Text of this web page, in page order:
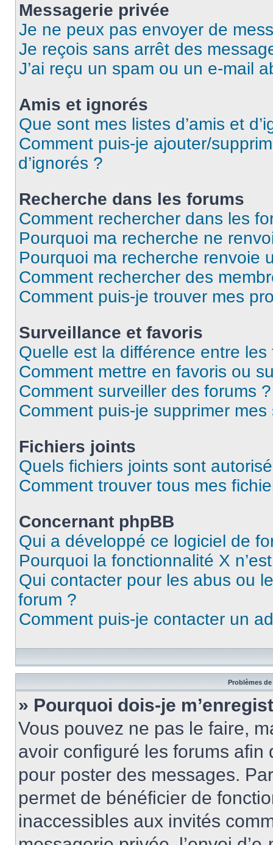
Messagerie privée
Je ne peux pas envoyer de
Je reçois sans arrêt des
J’ai reçu un spam ou un e-mail
Amis et ignorés
Que sont mes listes d’amis et
Comment puis-je ajouter/
d’ignorés ?
Recherche dans les forums
Comment rechercher dans les
Pourquoi ma recherche ne
Pourquoi ma recherche renvoie
Comment rechercher des
Comment puis-je trouver mes
Surveillance et favoris
Quelle est la différence entre
Comment mettre en favoris ou
Comment surveiller des forums ?
Comment puis-je supprimer
Fichiers joints
Quels fichiers joints sont
Comment trouver tous mes
Concernant phpBB
Qui a développé ce logiciel de
Pourquoi la fonctionnalité X
Qui contacter pour les abus ou
forum ?
Comment puis-je contacter un
Problèmes
» Pourquoi dois-je
Vous pouvez ne pas le faire,
avoir configuré les forums afin
pour poster des messages.
permet de bénéficier de
inaccessibles aux invités